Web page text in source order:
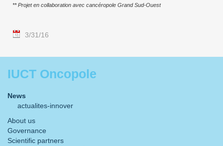
** Projet en collaboration avec cancéropole Grand Sud-Ouest
3/31/16
IUCT Oncopole
News
actualites-innover
About us
Governance
Scientific partners